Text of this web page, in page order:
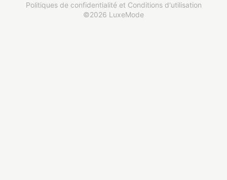
Politiques de confidentialité et Conditions d'utilisation
©2026 LuxeMode